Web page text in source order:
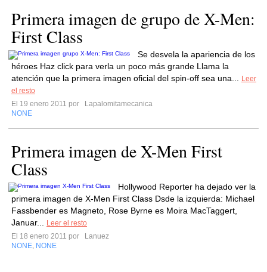
Primera imagen de grupo de X-Men:
First Class
Se desvela la apariencia de los
héroes Haz click para verla un poco más grande Llama la
atención que la primera imagen oficial del spin-off sea una...
Leer
el resto
El 19 enero 2011 por
Lapalomitamecanica
NONE
Primera imagen de X-Men First
Class
Hollywood Reporter ha dejado ver la
primera imagen de X-Men First Class Dsde la izquierda: Michael
Fassbender es Magneto, Rose Byrne es Moira MacTaggert,
Januar...
Leer el resto
El 18 enero 2011 por
Lanuez
NONE NONE